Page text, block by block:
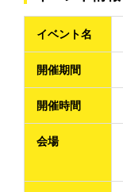
イベント名
開催期間
開催時間
会場